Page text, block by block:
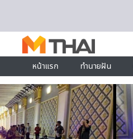
หน้าแรก ทำนายฝัน